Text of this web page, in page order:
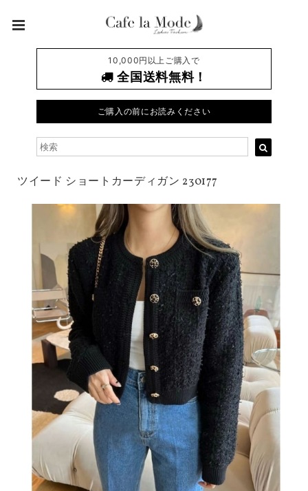
10,000円以上ご購入で
全国送料無料！
ご購入の前にお読みください
ツイード ショートカーディガン 230177